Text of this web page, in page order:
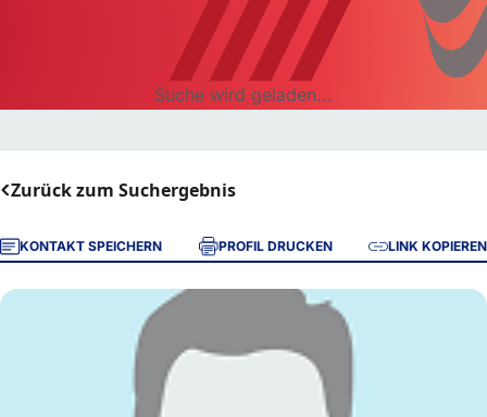
Suche wird geladen...
Zurück zum Suchergebnis
KONTAKT SPEICHERN PROFIL DRUCKEN LINK KOPIEREN